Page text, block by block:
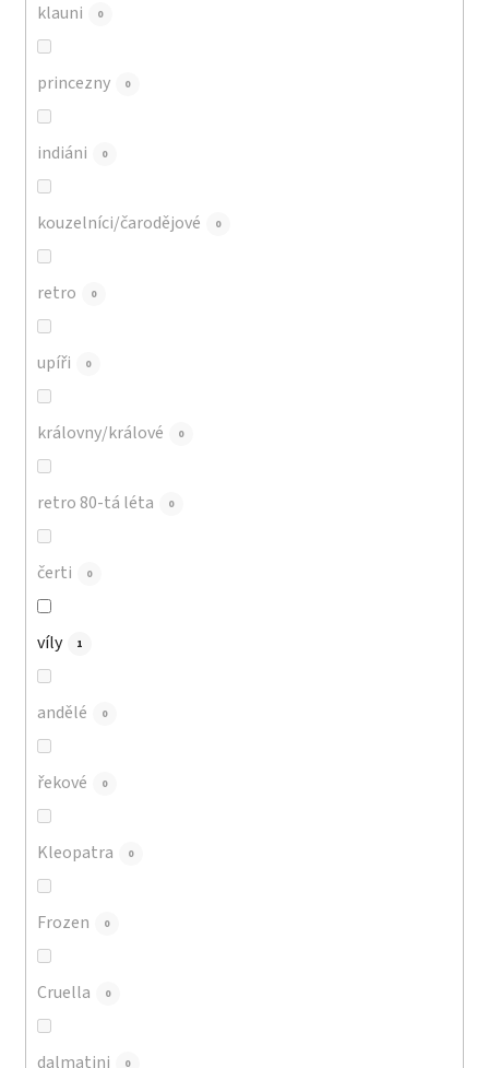
klauni 0
princezny 0
indiáni 0
kouzelníci/čarodějové 0
retro 0
upíři 0
královny/králové 0
retro 80-tá léta 0
čerti 0
víly 1
andělé 0
řekové 0
Kleopatra 0
Frozen 0
Cruella 0
dalmatini 0